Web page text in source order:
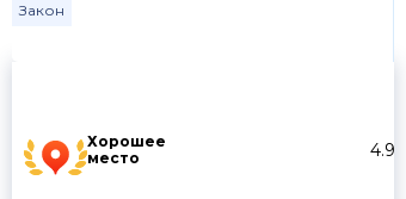
Хорошее
место
4.9
Закон